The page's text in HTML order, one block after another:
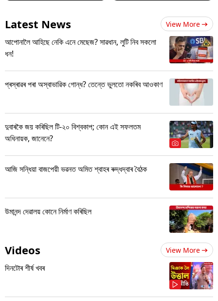
Latest News View More
আপোনালৈ আহিছে নেকি এনে মেছেজ? সাৱধান, লুটি নিব সকলো
ধন!
প্ৰস্ৰাৱৰ পৰা অস্বাভাৱিক গোন্ধ? তেন্তে ভুলতো নকৰিব আওকাণ
দুবাৰকৈ জয় কৰিছিল টি-২০ বিশ্বকাপ; কোন এই সফলতম
অধিনায়ক, জানেনে?
আজি সন্ধিয়া বাজপেয়ী ভৱনত অমিত শ্বাহৰ ৰুদ্ধদ্বাৰ বৈঠক
উমানন্দ দেৱালয় কোনে নিৰ্মাণ কৰিছিল
Videos View More
দিনটোৰ শীৰ্ষ খবৰ